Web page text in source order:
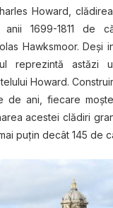
Howard,
1699-1811 de
Hawksmoor. Deşi
reprezintă astăzi
Howard.
de ani, fiecare
acestei clădiri
puţin decât 145 de